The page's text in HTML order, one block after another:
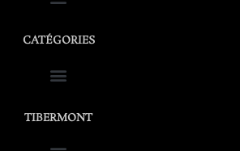
CATÉGORIES
TIBERMONT